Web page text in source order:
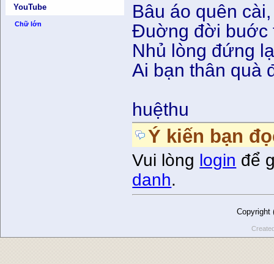
YouTube
Chữ lớn
Bâu áo quên
Đuờng đời buớc
Nhủ lòng đứng
Ai bạn thân quà
huệthu
Ý kiến bạn
Vui lòng login để
danh.
Copyright